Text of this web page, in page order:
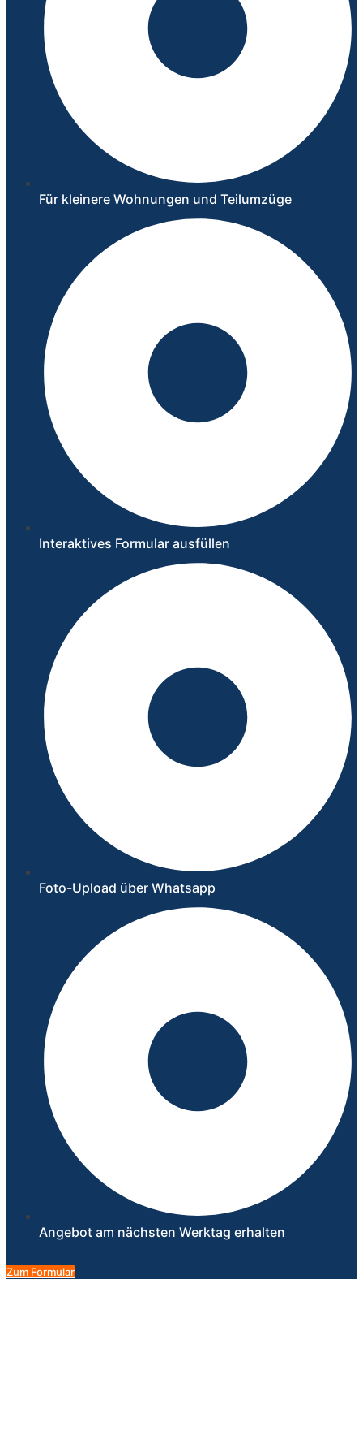
Für kleinere Wohnungen und Teilumzüge
Interaktives Formular ausfüllen
Foto-Upload über Whatsapp
Angebot am nächsten Werktag erhalten
Zum Formular